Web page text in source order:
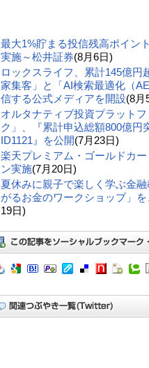
最大1%貯まる投信残高ポイン
実施～松井証券(8月6日)
ロックスライフ、累計145億円
家集客」と「AI検索最適化（
信する公式メディアを開設(8月
オルタナティブ投資プラット
ク」、『累計申込総額800億円
ID1121』を公開(7月23日)
楽天プレミアム・ゴールドカ
ン実施(7月20日)
夏休みに親子で楽しく学ぶ金
がるお金のワークショップ」
19日)